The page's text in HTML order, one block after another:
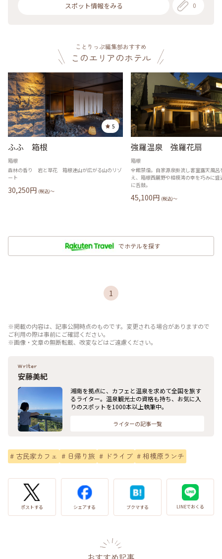
スポット情報をみる 0
ことりっぷ編集部おすすめ
このエリアのホテル
5
ふふ 箱根
箱根
森林の香り 岩と草花 箱根連山が広がる山のリゾ
ート
30,250円 (税込)〜
強羅温泉 強羅花扇
箱根
全館禁煙。自家源泉掛流し客室露天風呂
え、箱根西麓野や相模湾の幸を巧みに盛
に舌鼓。
45,100円 (税込)〜
でホテルを探す
1
※掲載の内容は、記事公開時点のものです。変更される場合がありますので
ご利用の際は事前にご確認ください。
※画像・文章の無断転載、改変などはご遠慮ください。
Writer
安藤美紀
湘南を拠点に、カフェと温泉を求めて全国を旅す
るライター。温泉観光士の資格も持ち、お気に入
りのスポットを1000本以上執筆中。
ライターの記事一覧
# 古民家カフェ # 日帰り旅 # ドライブ # 相模原ランチ
ポストする シェアする ブクマする LINEでおくる